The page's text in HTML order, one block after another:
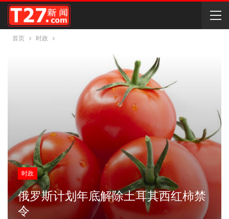
首页 时政
时政
俄罗斯计划年底解除土耳其西红柿禁
令